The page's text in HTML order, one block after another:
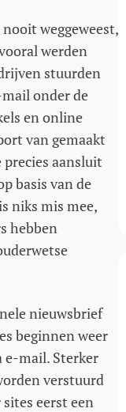
weggeweest,
werden
stuurden
onder de
en online
van gemaakt
aansluit
basis van de
niks mis mee,
hebben
nieuwsbrief
beginnen weer
mail. Sterker
verstuurd
eerst een